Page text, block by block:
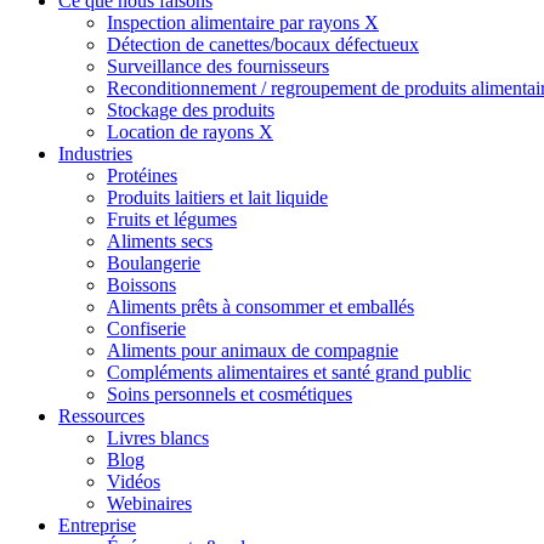
Inspection alimentaire par rayons X
Détection de canettes/bocaux défectueux
Surveillance des fournisseurs
Reconditionnement / regroupement de produits
Stockage des produits
Location de rayons X
Industries
Protéines
Produits laitiers et lait liquide
Fruits et légumes
Aliments secs
Boulangerie
Boissons
Aliments prêts à consommer et emballés
Confiserie
Aliments pour animaux de compagnie
Compléments alimentaires et santé grand public
Soins personnels et cosmétiques
Ressources
Livres blancs
Blog
Vidéos
Webinaires
Entreprise